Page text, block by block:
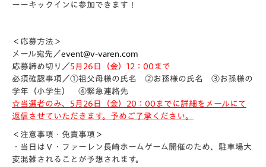
ーーキックインに参加できます！
＜応募方法＞
メール宛先／event@v-varen.com
応募締め切り／ 5 月26日（金）12：00まで
必須確認事項／①祖父母様の氏名 ②お孫様の氏名 ③お孫様の
学年（小学生） ④緊急連絡先
☆当選者のみ、5月26日（金）20：00までに詳細をメールにて
返信させていただきます。予めご了承ください。
＜注意事項・免責事項＞
・当日はＶ・ファーレン長崎ホームゲーム開催のため、駐車場大
変混雑されることが予想されます。